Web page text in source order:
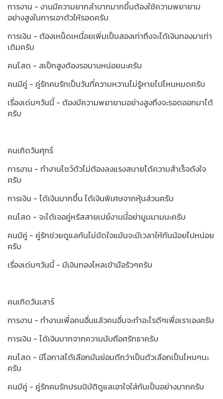
การงาน - งานมีความยากลำบากมากขึ้นต้องใช้ความพยายาม
อย่างสูงในการเอาตัวให้รอดครับ
การเงิน - ต้องเหน็ดเหนื่อยเพิ่มเป็นสองเท่าถึงจะได้เงินทองมาเท่า
เดิมครับ
คนโสด - สเป็กสูงต้องรอนานหน่อยนะครับ
คนมีคู่ - คู่รักคนรักเป็นวันที่ความหวานไม่รู้หายไปไหนหมดครับ
เรื่องเด่นๆวันนี้ - ต้องมีความพยายามอย่างสูงถึงจะรอดออกมาได้
ครับ
คนเกิดวันศุกร์
การงาน - ทำงานโชว์ตัวไม่ต้องลงแรงสบายได้ความสำเร็จดังใจ
ครับ
การเงิน - ได้เงินมากขึ้น ได้เงินพิเศษจากหุ้นส่วนครับ
คนโสด - จะได้เจอคู่หรัสสายเปย์งานนี้อย่ามูมมามนะครับ
คนมีคู่ - คู่รักช่วยดูแลกันไม่ขัดใจแม้นจะมีเวลาให้กันน้อยไปหน่อย
ครับ
เรื่องเด่นๆวันนี้ - มีเงินทองไหลเข้ามือรัวๆครับ
คนเกิดวันเสาร์
การงาน - ทำงานเพื่อคนอื่นแล้วคนอื่นจะทำอะไรดีๆเพื่อเราเองครับ
การเงิน - ได้เงินมากจากความนับถือศรัทธาครับ
คนโสด - มีโอกาสได้เลือกมันย่อมดีกว่าเป็นตัวเลือกเป็นไหนๆนะ
ครับ
คนมีคู่ - คู่รักคนรักปรนนิบัติดูแลเอาใจใส่กันเป็นอย่างมากครับ